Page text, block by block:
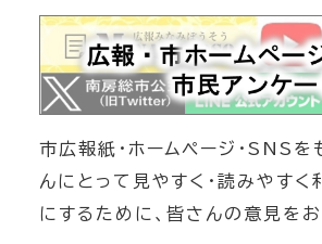
市広報紙・ホームページ・SNSを
んにとって見やすく・読みやすく
にするために、皆さんの意見をお